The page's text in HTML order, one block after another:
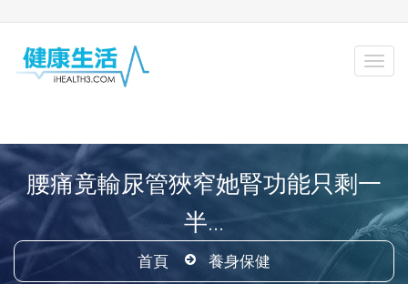
腰痛竟輸尿管狹窄她腎功能只剩一
半...
首頁 養身保健